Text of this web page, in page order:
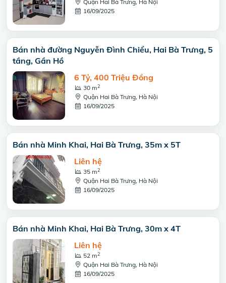
Quận Hai Bà Trưng, Hà Nội
16/09/2025
Bán nhà đường Nguyễn Đình Chiểu, Hai Bà Trưng, 5
tầng, Gần Hồ
6 Tỷ, 400 Triệu Đồng
30 m2
Quận Hai Bà Trưng, Hà Nội
16/09/2025
Bán nhà Minh Khai, Hai Bà Trưng, 35m x 5T
Liên hệ
35 m2
Quận Hai Bà Trưng, Hà Nội
16/09/2025
Bán nhà Minh Khai, Hai Bà Trưng, 30m x 4T
Liên hệ
52 m2
Quận Hai Bà Trưng, Hà Nội
16/09/2025